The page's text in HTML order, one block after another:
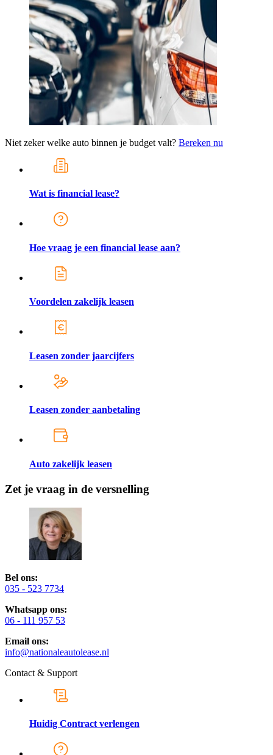
Niet zeker welke auto binnen je budget valt? Bereken nu
Wat is financial lease?
Hoe vraag je een financial lease aan?
Voordelen zakelijk leasen
Leasen zonder jaarcijfers
Leasen zonder aanbetaling
Auto zakelijk leasen
Zet je vraag in de versnelling
Bel ons:
035 - 523 7734
Whatsapp ons:
06 - 111 957 53
Email ons:
info@nationaleautolease.nl
Contact & Support
Huidig Contract verlengen